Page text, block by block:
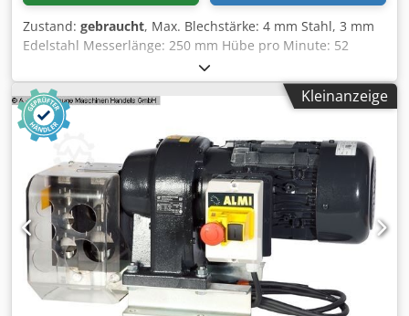
Zustand: gebraucht, Max. Blechstärke: 4 mm Stahl, 3 mm
Edelstahl Messerlänge: 250 mm Hübe pro Minute: 52
Gewicht: ca. 900 kg Messer geschärft Tiefenanschlag
Csdpfx Aju Hy N Djkborf Sehr guter Zustand
Kleinanzeige